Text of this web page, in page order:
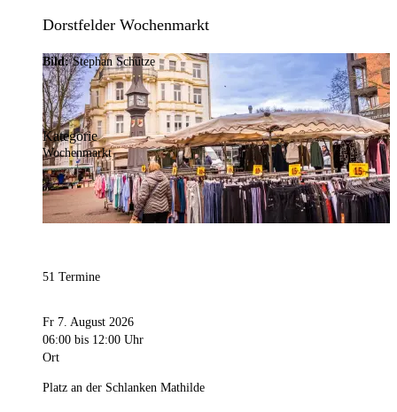
Dorstfelder Wochenmarkt
Bild:Stephan Schütze
Kategorie
Wochenmarkt
51 Termine
Fr 7. August 2026
06:00 bis 12:00 Uhr
Ort
Platz an der Schlanken Mathilde